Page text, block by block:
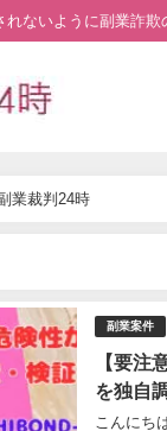
ないように副業詐欺
業裁判24時
副業案件
【要注
を独自
こんにち